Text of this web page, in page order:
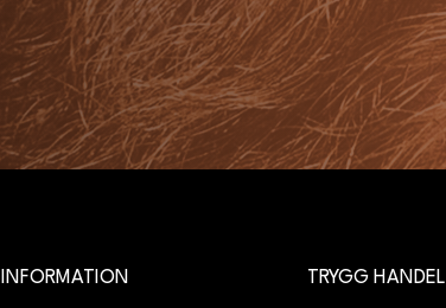
INFORMATION TRYGG HANDEL